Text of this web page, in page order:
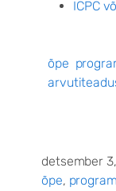
detsember
õpe,
ICPC
õpe